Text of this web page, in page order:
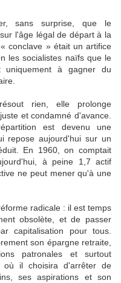
sans surprise, que le
l'âge légal de départ à la
conclave » était un artifice
les socialistes naïfs que le
uniquement à gagner du
rien, elle prolonge
et condamné d'avance.
est devenu une
repose aujourd'hui sur un
En 1960, on comptait
à peine 1,7 actif
ne peut mener qu'à une
radicale : il est temps
obsolète, et de passer
capitalisation pour tous.
son épargne retraite,
patronales et surtout
où il choisira d'arrêter de
ses aspirations et son